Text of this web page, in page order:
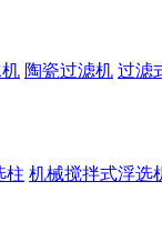
陶瓷过滤机 过滤
柱 机械搅拌式浮选